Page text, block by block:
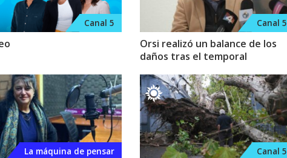
Canal 5 Canal 5
Orsi realizó un balance de los
daños tras el temporal
La máquina de pensar Canal 5